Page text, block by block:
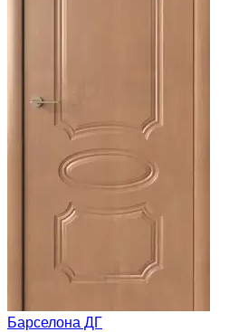
Барселона ДГ